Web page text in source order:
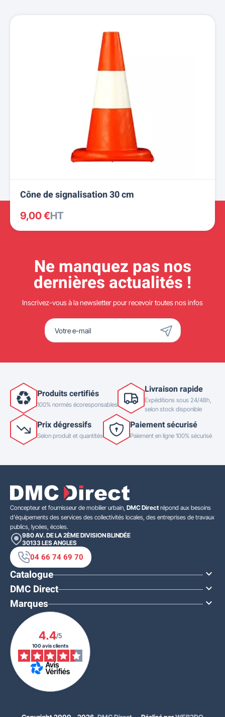
Cône de signalisation 30 cm
9,00 €HT
Ne manquez pas nos
dernières actualités !
Inscrivez-vous à la newsletter pour recevoir toutes nos infos
Produits certifiés
100% normés écoresponsables
Livraison rapide
Expéditions sous 24/48h,
selon stock disponible
Prix dégressifs
Selon produit et quantités
Paiement sécurisé
Paiement en ligne 100% sécurisé
Concepteur et fournisseur de mobilier urbain, DMC Direct répond aux besoins
d'équipements des services des collectivités locales, des entreprises de travaux
publics, lycées, écoles.
980 AV. DE LA 2ÈME DIVISION BLINDÉE
30133 LES ANGLES
04 66 74 69 70
Catalogue 
DMC Direct 
Marques 
4.4/5
100 avis clients